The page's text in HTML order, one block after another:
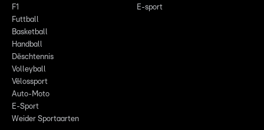
F1
Futtball
Basketball
Handball
Dëschtennis
Volleyball
Vëlossport
Auto-Moto
E-Sport
Weider Sportaarten
E-sport